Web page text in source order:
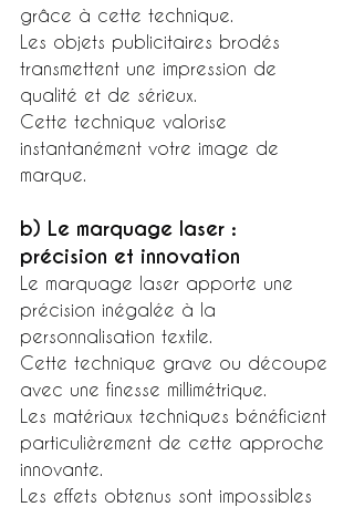
grâce à cette technique.
Les objets publicitaires brodés
transmettent une impression de
qualité et de sérieux.
Cette technique valorise
instantanément votre image de
marque.
b) Le marquage laser :
précision et innovation
Le marquage laser apporte une
précision inégalée à la
personnalisation textile.
Cette technique grave ou découpe
avec une finesse millimétrique.
Les matériaux techniques bénéficient
particulièrement de cette approche
innovante.
Les effets obtenus sont impossibles